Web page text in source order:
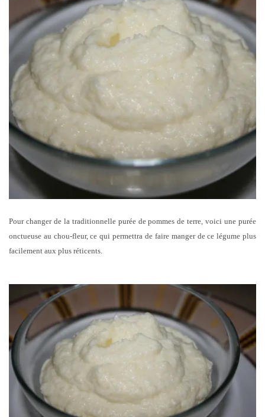
Pour changer de la traditionnelle purée de pommes de terre, voici une purée
onctueuse au chou-fleur, ce qui permettra de faire manger de ce légume plus
facilement aux plus réticents.